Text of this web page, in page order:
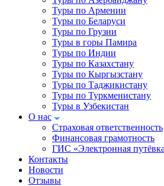
Туры по Армении
Туры по Беларуси
Туры по Грузии
Туры в горы Памира
Туры по Индии
Туры по Казахстану
Туры по Кыргызстану
Туры по Таджикистану
Туры по Туркменистану
Туры в Узбекистан
О нас
Страховая ответственность
Финансовая грамотность
ГИС «Электронная
Контакты
Новости
Отзывы